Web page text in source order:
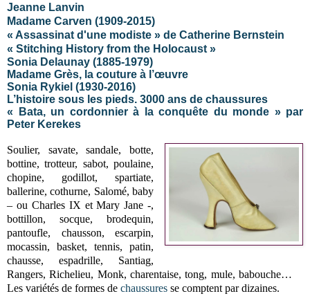
Jeanne Lanvin
Madame Carven (1909-2015)
« Assassinat d'une modiste » de Catherine Bernstein
« Stitching History from the Holocaust »
Sonia Delaunay (1885-1979)
Madame Grès, la couture à l’œuvre
Sonia Rykiel (1930-2016)
L’histoire sous les pieds. 3000 ans de chaussures
« Bata, un cordonnier à la conquête du monde » par
Peter Kerekes
Soulier, savate, sandale, botte,
bottine, trotteur, sabot, poulaine,
chopine, godillot, spartiate,
ballerine, cothurne, Salomé, baby
– ou Charles IX et Mary Jane -,
bottillon, socque, brodequin,
pantoufle, chausson, escarpin,
mocassin, basket, tennis, patin,
chausse, espadrille, Santiag,
Rangers, Richelieu, Monk, charentaise, tong, mule, babouche…
Les variétés de formes de chaussures se comptent par dizaines.